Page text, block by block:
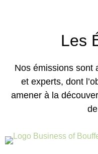
Les
Nos émissions sont
et experts, dont
amener à la